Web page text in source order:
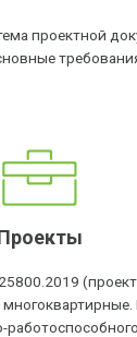
проектной